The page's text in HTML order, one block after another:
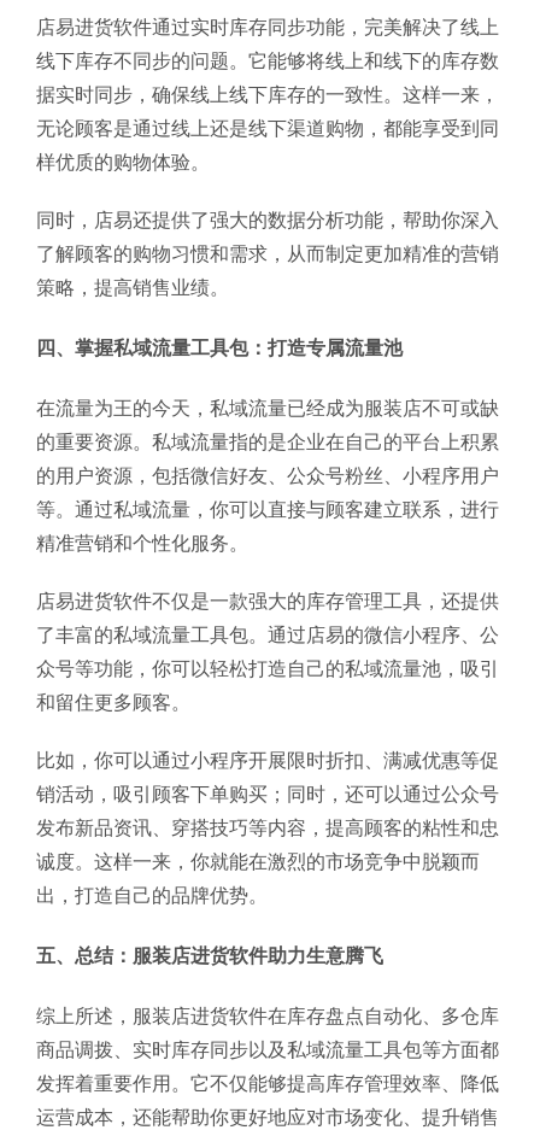
店易进货软件通过实时库存同步功能，完美解决了线上
线下库存不同步的问题。它能够将线上和线下的库存数
据实时同步，确保线上线下库存的一致性。这样一来，
无论顾客是通过线上还是线下渠道购物，都能享受到同
样优质的购物体验。
同时，店易还提供了强大的数据分析功能，帮助你深入
了解顾客的购物习惯和需求，从而制定更加精准的营销
策略，提高销售业绩。
四、掌握私域流量工具包：打造专属流量池
在流量为王的今天，私域流量已经成为服装店不可或缺
的重要资源。私域流量指的是企业在自己的平台上积累
的用户资源，包括微信好友、公众号粉丝、小程序用户
等。通过私域流量，你可以直接与顾客建立联系，进行
精准营销和个性化服务。
店易进货软件不仅是一款强大的库存管理工具，还提供
了丰富的私域流量工具包。通过店易的微信小程序、公
众号等功能，你可以轻松打造自己的私域流量池，吸引
和留住更多顾客。
比如，你可以通过小程序开展限时折扣、满减优惠等促
销活动，吸引顾客下单购买；同时，还可以通过公众号
发布新品资讯、穿搭技巧等内容，提高顾客的粘性和忠
诚度。这样一来，你就能在激烈的市场竞争中脱颖而
出，打造自己的品牌优势。
五、总结：服装店进货软件助力生意腾飞
综上所述，服装店进货软件在库存盘点自动化、多仓库
商品调拨、实时库存同步以及私域流量工具包等方面都
发挥着重要作用。它不仅能够提高库存管理效率、降低
运营成本，还能帮助你更好地应对市场变化、提升销售